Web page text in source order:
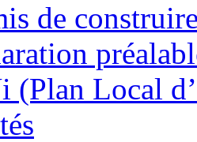
de
(Plan Local